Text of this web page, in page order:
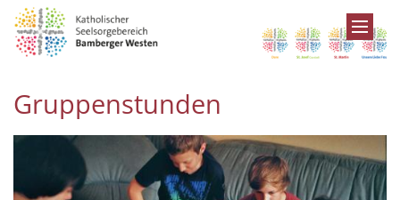
Zum Inhalt springen
Gruppenstunden